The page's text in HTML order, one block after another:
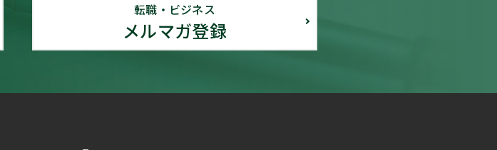
転職・ビジネス
メルマガ登録